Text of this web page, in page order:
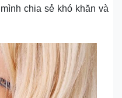
chia sẻ khó khăn và